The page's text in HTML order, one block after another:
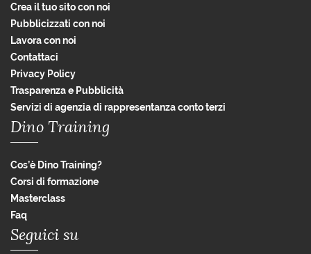
Crea il tuo sito con noi
Pubblicizzati con noi
Lavora con noi
Contattaci
Privacy Policy
Trasparenza e Pubblicità
Servizi di agenzia di rappresentanza conto terzi
Dino Training
Cos’è Dino Training?
Corsi di formazione
Masterclass
Faq
Seguici su